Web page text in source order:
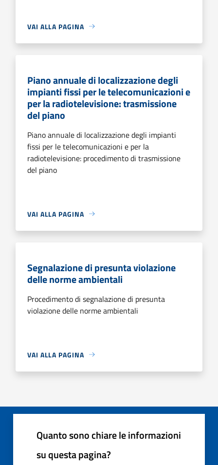
VAI ALLA PAGINA
Piano annuale di localizzazione degli
impianti fissi per le telecomunicazioni e
per la radiotelevisione: trasmissione
del piano
Piano annuale di localizzazione degli impianti
fissi per le telecomunicazioni e per la
radiotelevisione: procedimento di trasmissione
del piano
VAI ALLA PAGINA
Segnalazione di presunta violazione
delle norme ambientali
Procedimento di segnalazione di presunta
violazione delle norme ambientali
VAI ALLA PAGINA
Quanto sono chiare le informazioni
su questa pagina?